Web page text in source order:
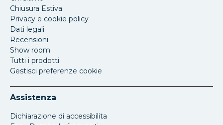
Chiusura Estiva
Privacy e cookie policy
Dati legali
Recensioni
Show room
Tutti i prodotti
Gestisci preferenze cookie
Assistenza
Dichiarazione di accessibilita